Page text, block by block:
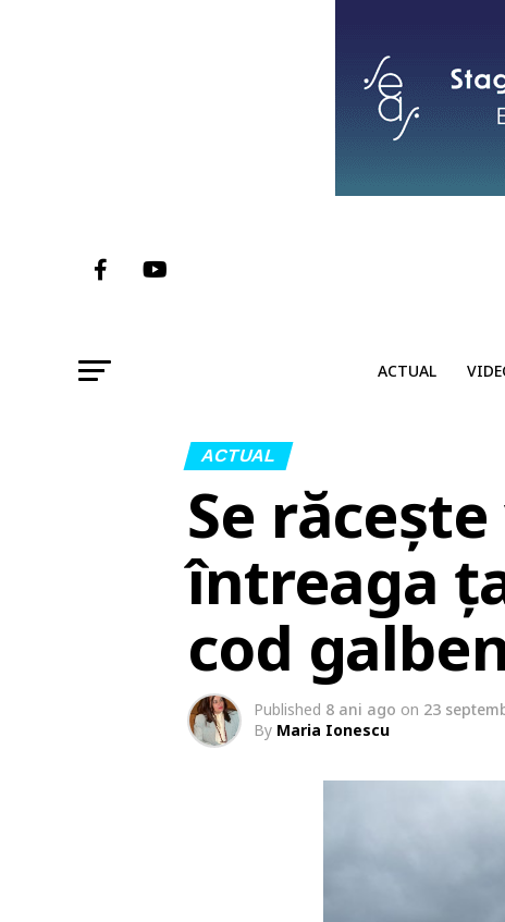
ACTUAL
ACTUAL
Se
întreaga
cod
Published 8 ani ago on 23
By Maria Ionescu